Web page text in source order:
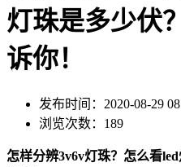
灯珠是多少伏
诉你！
发布时间：2020-08-29
浏览次数：189
怎样分辨3v6v灯珠？怎么看